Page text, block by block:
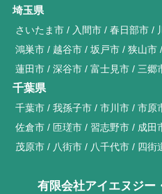
埼玉県
さいたま市 入間市 春日部市
鴻巣市
越谷市 坂戸市 狭山市
蓮田市
深谷市 富士見市 三郷
千葉県
千葉市 我孫子市 市川市 市原
佐倉市
匝瑳市 習志野市 成田
茂原市
八街市 八千代市 四街
有限会社アイエヌジー